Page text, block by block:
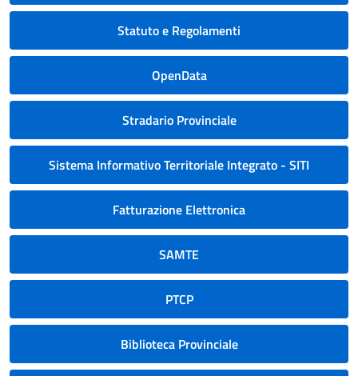
Statuto e Regolamenti
OpenData
Stradario Provinciale
Sistema Informativo Territoriale Integrato - SITI
Fatturazione Elettronica
SAMTE
PTCP
Biblioteca Provinciale